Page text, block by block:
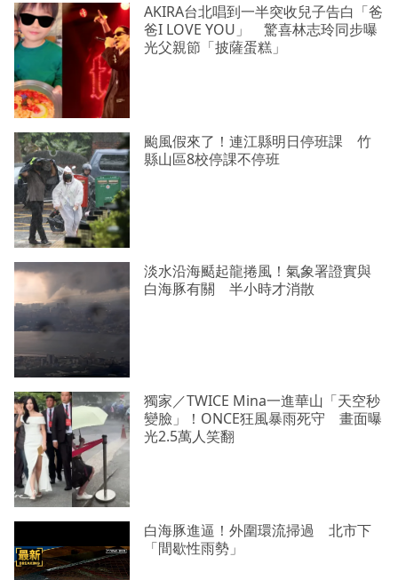
AKIRA台北唱到一半突收兒子告白「爸
爸I LOVE YOU」 驚喜林志玲同步曝
光父親節「披薩蛋糕」
颱風假來了！連江縣明日停班課 竹
縣山區8校停課不停班
淡水沿海颳起龍捲風！氣象署證實與
白海豚有關 半小時才消散
獨家／TWICE Mina一進華山「天空秒
變臉」！ONCE狂風暴雨死守 畫面曝
光2.5萬人笑翻
白海豚進逼！外圍環流掃過 北市下
「間歇性雨勢」